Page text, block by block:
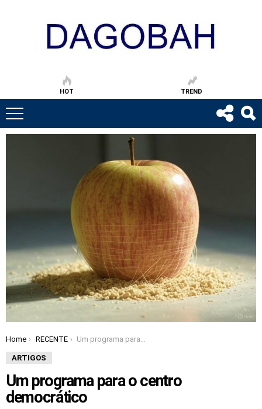
HOT TREND
You are here:
Home RECENTE Um programa para o centro democrático
ARTIGOS
Um programa para o centro
democrático